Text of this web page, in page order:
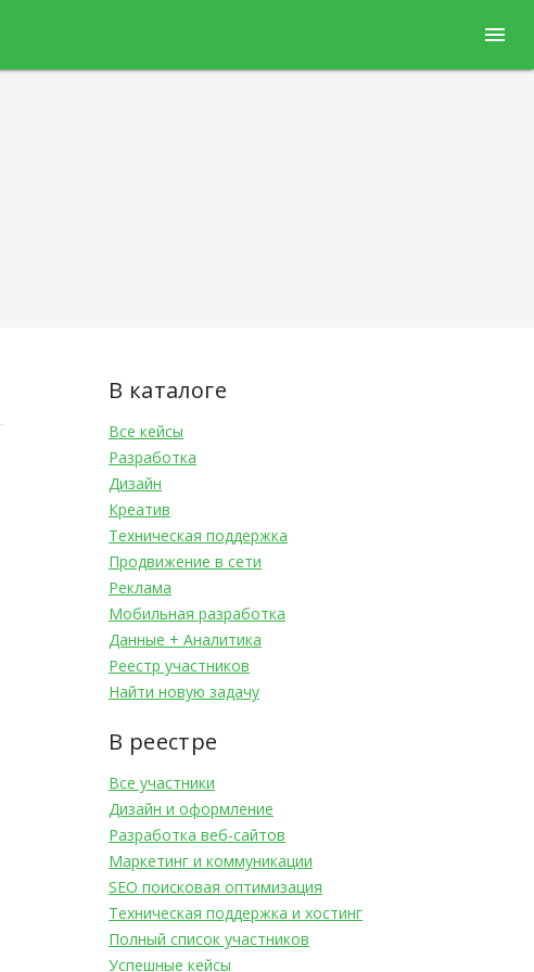
menu
В каталоге
Все кейсы
Разработка
Дизайн
Креатив
Техническая поддержка
Продвижение в сети
Реклама
Мобильная разработка
Данные + Аналитика
Реестр участников
Найти новую задачу
В реестре
Все участники
Дизайн и оформление
Разработка веб-сайтов
Маркетинг и коммуникации
SEO поисковая оптимизация
Техническая поддержка и хостинг
Полный список участников
Успешные кейсы